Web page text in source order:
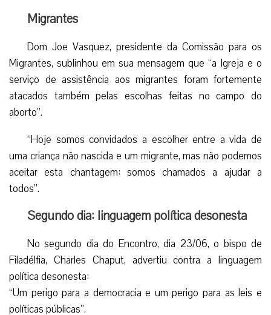
Migrantes
Dom Joe Vasquez, presidente da Comissão para os
Migrantes, sublinhou em sua mensagem que “a Igreja e o
serviço de assistência aos migrantes foram fortemente
atacados também pelas escolhas feitas no campo do
aborto”.
“Hoje somos convidados a escolher entre a vida de
uma criança não nascida e um migrante, mas não podemos
aceitar esta chantagem: somos chamados a ajudar a
todos”.
Segundo dia: linguagem política desonesta
No segundo dia do Encontro, dia 23/06, o bispo de
Filadélfia, Charles Chaput, advertiu contra a linguagem
política desonesta:
“Um perigo para a democracia e um perigo para as leis e
políticas públicas”.